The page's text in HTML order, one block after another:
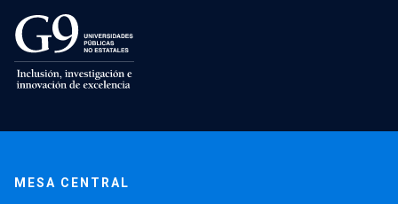
MESA CENTRAL